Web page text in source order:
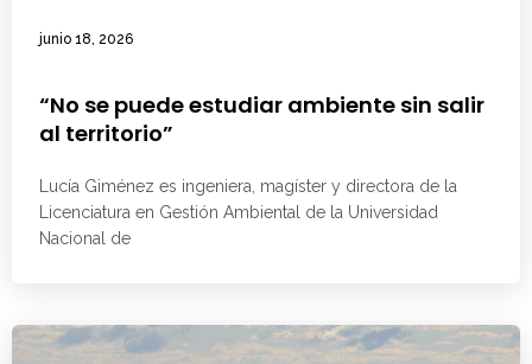
junio 18, 2026
“No se puede estudiar ambiente sin salir
al territorio”
Lucía Giménez es ingeniera, magíster y directora de la
Licenciatura en Gestión Ambiental de la Universidad
Nacional de